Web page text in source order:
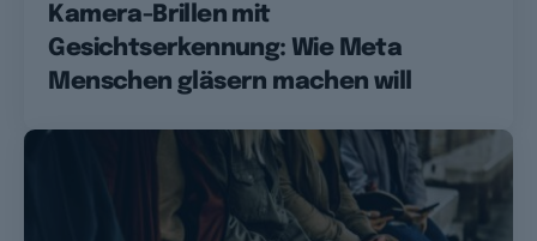
Kamera-Brillen mit
Gesichtserkennung: Wie Meta
Menschen gläsern machen will